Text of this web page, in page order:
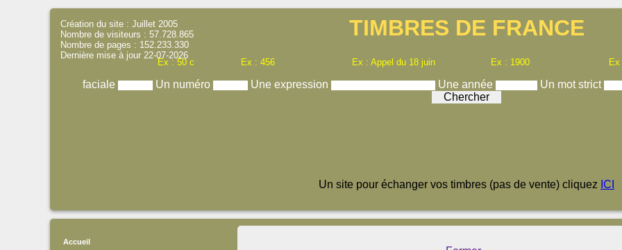
TIMBRES DE FRANCE
Ex : 50 c Ex : 456 Ex : Appel du 18 juin Ex : 1900
faciale Un numéro Une expression Une année Un mot strict
Création du site : Juillet 2005
Nombre de visiteurs : 57.728.865
Nombre de pages : 152.233.330
Dernière mise à jour 22-07-2026
Un site pour échanger vos timbres (pas de vente) cliquez ICI
Accueil